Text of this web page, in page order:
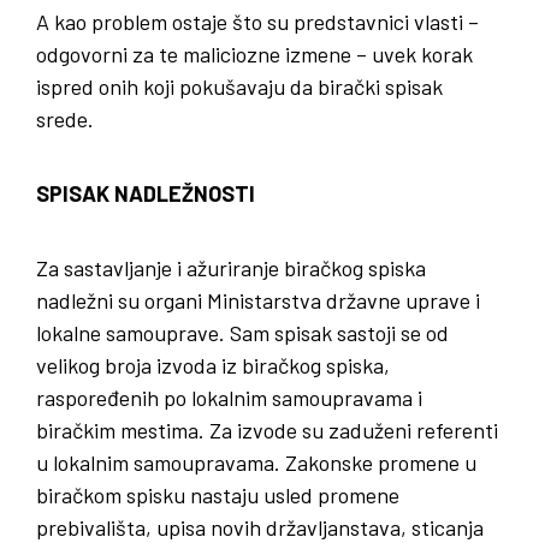
A kao problem ostaje što su predstavnici vlasti –
odgovorni za te maliciozne izmene – uvek korak
ispred onih koji pokušavaju da birački spisak
srede.
SPISAK NADLEŽNOSTI
Za sastavljanje i ažuriranje biračkog spiska
nadležni su organi Ministarstva državne uprave i
lokalne samouprave. Sam spisak sastoji se od
velikog broja izvoda iz biračkog spiska,
raspoređenih po lokalnim samoupravama i
biračkim mestima. Za izvode su zaduženi referenti
u lokalnim samoupravama. Zakonske promene u
biračkom spisku nastaju usled promene
prebivališta, upisa novih državljanstava, sticanja